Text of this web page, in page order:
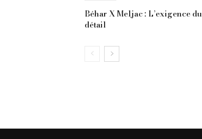
Béhar X Meljac : L’exigence du
détail